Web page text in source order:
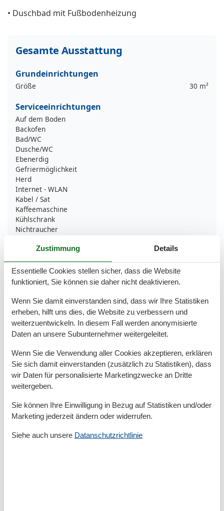
• Duschbad mit Fußbodenheizung
Gesamte Ausstattung
Grundeinrichtungen
Größe 30 m²
Serviceeinrichtungen
Auf dem Boden
Backofen
Bad/WC
Dusche/WC
Ebenerdig
Gefriermöglichkeit
Herd
Internet - WLAN
Kabel / Sat
Kaffeemaschine
Kühlschrank
Nichtraucher
Terrasse
Tiere nicht erlaubt
Toaster
TV
Wasserkocher
Wohn/Schlafraum komb
Umliegende einrichtungen
Garten zur Nutzung
Parkplatz
Unterkünfte
Nichtraucherhaus
Restaurant im Haus
Zustimmung Details
Essentielle Cookies stellen sicher, dass die Website
funktioniert, Sie können sie daher nicht deaktivieren.
Wenn Sie damit einverstanden sind, dass wir Ihre Statistiken
erheben, hilft uns dies, die Website zu verbessern und
weiterzuentwickeln. In diesem Fall werden anonymisierte
Daten an unsere Subunternehmer weitergeleitet.
Wenn Sie die Verwendung aller Cookies akzeptieren, erklären
Sie sich damit einverstanden (zusätzlich zu Statistiken), dass
wir Daten für personalisierte Marketingzwecke an Dritte
weitergeben.
Sie können Ihre Einwilligung in Bezug auf Statistiken und/oder
Marketing jederzeit ändern oder widerrufen.
Siehe auch unsere Datanschutzrichtlinie